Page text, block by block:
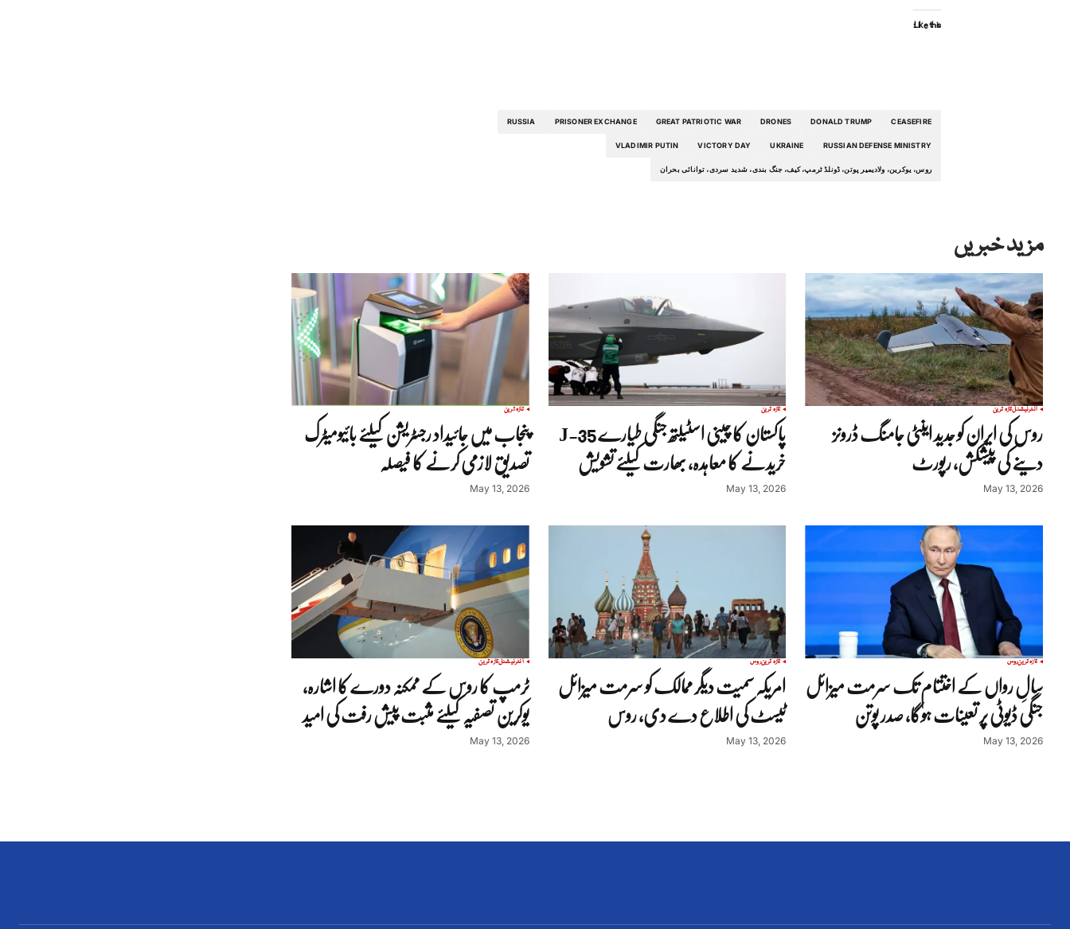
Like this:
CEASEFIRE
DONALD TRUMP
DRONES
GREAT PATRIOTIC WAR
PRISONER EXCHANGE
RUSSIA
RUSSIAN DEFENSE MINISTRY
UKRAINE
VICTORY DAY
VLADIMIR PUTIN
روس، یوکرین، ولادیمیر پوتن، ڈونلڈ ٹرمپ، کیف، جنگ بندی، شدید سردی، توانائی بحران
مزید خبریں
انٹرنیشنلتازہ ترین
روس کی ایران کو جدید اینٹی جامنگ ڈرونز
دینے کی پیشکش، رپورٹ
May 13, 2026
تازہ ترین
پاکستان کا چینی اسٹیلتھ جنگی طیارے J-35
خریدنے کا معاہدہ، بھارت کیلئے تشویش
May 13, 2026
تازہ ترین
پنجاب میں جائیداد رجسٹریشن کیلئے بائیومیٹرک
تصدیق لازمی کرنے کا فیصلہ
May 13, 2026
تازہ ترینروس
سالِ رواں کے اختتام تک سرمت میزائل
جنگی ڈیوٹی پر تعینات ہوگا، صدر پوتن
May 13, 2026
تازہ ترینروس
امریکہ سمیت دیگر ممالک کو سرمت میزائل
ٹیسٹ کی اطلاع دے دی، روس
May 13, 2026
انٹرنیشنلتازہ ترین
ٹرمپ کا روس کے ممکنہ دورے کا اشارہ،
یوکرین تصفیہ کیلئے مثبت پیش رفت کی امید
May 13, 2026